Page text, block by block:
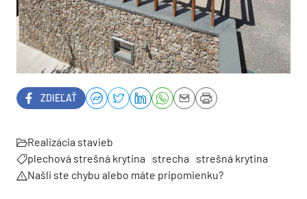
ZDIEĽAŤ
Realizácia stavieb
plechová strešná krytina
strecha
strešná krytina
Našli ste chybu alebo máte pripomienku?